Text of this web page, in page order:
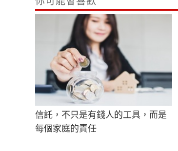
信託，不只是有錢人的工具，而是
每個家庭的責任